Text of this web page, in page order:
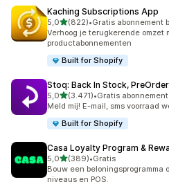
Kaching Subscriptions App
5,0van 5 sterren
(822)
822 recensies in totaal
•Gratis abonnement
Verhoog je terugkerende omzet
productabonnementen
Built for Shopify
Stoq: Back In Stock, PreOrder
5,0van 5 sterren
(3.471)
3471 recensies in totaal
•Gratis
Meld mij! E-mail, sms voorraad
Built for Shopify
Casa Loyalty Program &
5,0van 5 sterren
(389)
389 recensies in totaal
•Gratis
Bouw een beloningsprogramma
niveaus en POS.